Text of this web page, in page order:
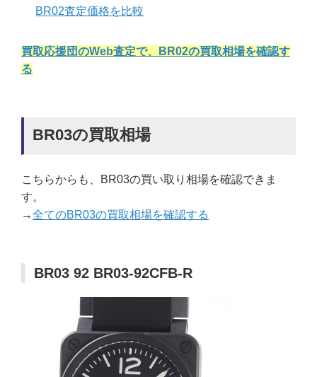
BR02査定価格を比較
買取応援団のWeb査定で、BR02の買取相場を確認す
る
BR03の買取相場
こちらからも、BR03の買い取り相場を確認できま
す。
→全てのBR03の買取相場を確認する
BR03 92 BR03-92CFB-R